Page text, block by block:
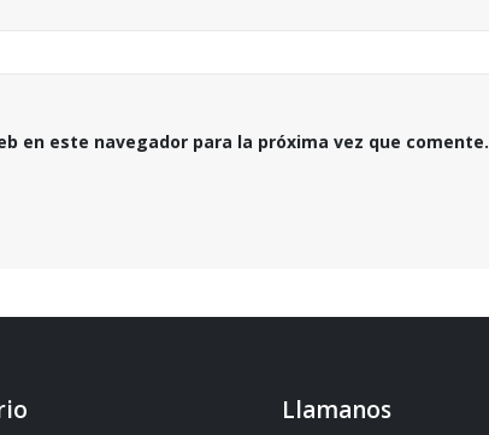
en este navegador para la próxima vez que comente.
Llamanos